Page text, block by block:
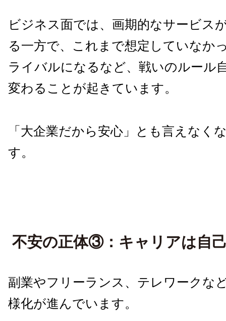
ビジネス面では、画期的なサービス
る一方で、これまで想定していなか
ライバルになるなど、戦いのルール
変わることが起きています。
「大企業だから安心」とも言えなく
す。
不安の正体③：キャリアは自
副業やフリーランス、テレワークな
様化が進んでいます。